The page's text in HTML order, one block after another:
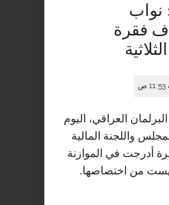
نواب
فقرة
العراقي، اليوم
واللجنة المالية
أدرجت في الموازنة
ليست من اختصاصها.